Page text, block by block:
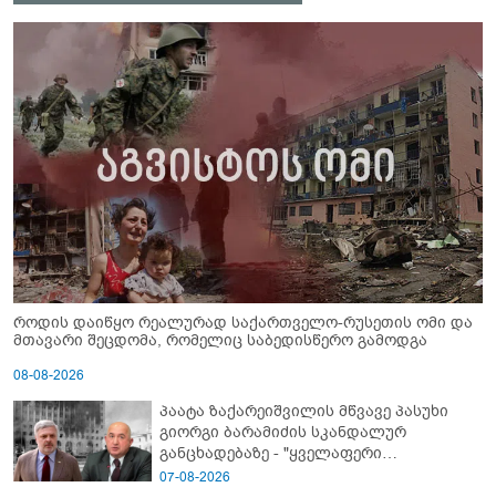
როდის დაიწყო რეალურად საქართველო-რუსეთის ომი და
მთავარი შეცდომა, რომელიც საბედისწერო გამოდგა
08-08-2026
პაატა ზაქარეიშვილის მწვავე პასუხი
გიორგი ბარამიძის სკანდალურ
განცხადებაზე - "ყველაფერი
დეტალურად ვიცი... კამანში მოკლული
07-08-2026